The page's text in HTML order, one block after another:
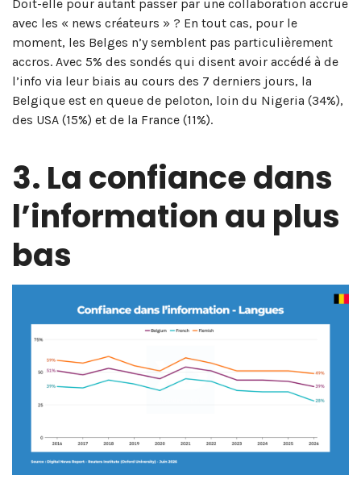
Doit-elle pour autant passer par une collaboration accrue
avec les « news créateurs » ? En tout cas, pour le
moment, les Belges n’y semblent pas particulièrement
accros. Avec 5% des sondés qui disent avoir accédé à de
l’info via leur biais au cours des 7 derniers jours, la
Belgique est en queue de peloton, loin du Nigeria (34%),
des USA (15%) et de la France (11%).
3. La confiance dans
l’information au plus
bas